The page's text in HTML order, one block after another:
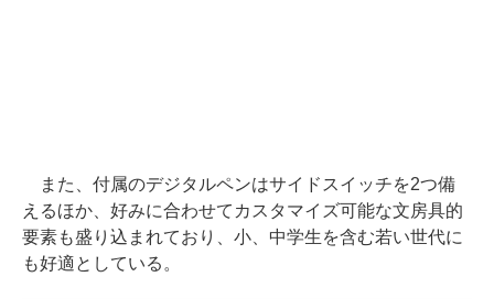
また、付属のデジタルペンはサイドスイッチを2つ備
えるほか、好みに合わせてカスタマイズ可能な文房具的
要素も盛り込まれており、小、中学生を含む若い世代に
も好適としている。